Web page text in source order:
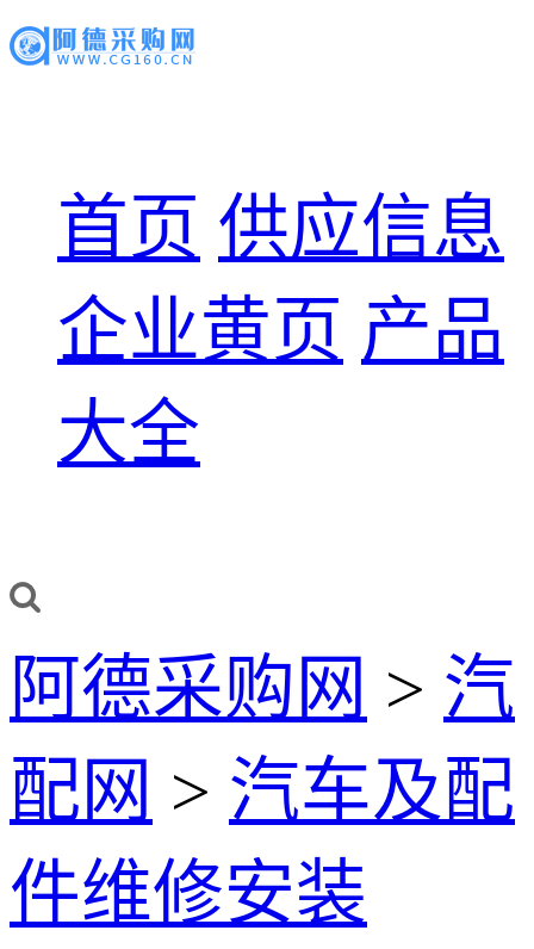
首页 供应信息
企业黄页 产品
大全
阿德采购网 > 汽
配网 > 汽车及配
件维修安装